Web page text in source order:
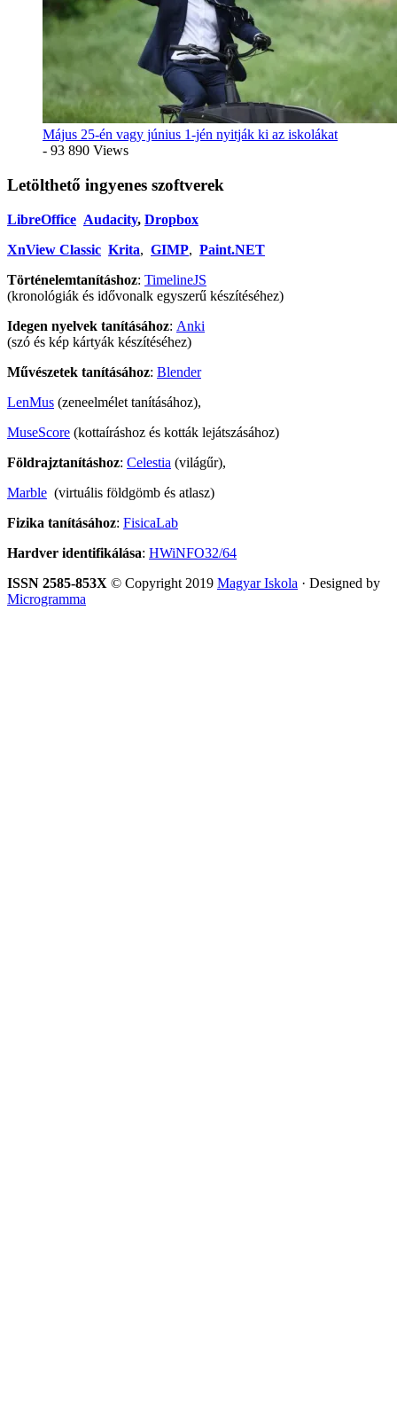
Május 25-én vagy június 1-jén nyitják ki az iskolákat
- 93 890 Views
Letölthető ingyenes szoftverek
LibreOffice Audacity, Dropbox
XnView Classic Krita, GIMP, Paint.NET
Történelemtanításhoz: TimelineJS
(kronológiák és idővonalk egyszerű készítéséhez)
Idegen nyelvek tanításához: Anki
(szó és kép kártyák készítéséhez)
Művészetek tanításához: Blender
LenMus (zeneelmélet tanításához),
MuseScore (kottaíráshoz és kották lejátszásához)
Földrajztanításhoz: Celestia (világűr),
Marble (virtuális földgömb és atlasz)
Fizika tanításához: FisicaLab
Hardver identifikálása: HWiNFO32/64
ISSN 2585-853X © Copyright 2019 Magyar Iskola · Designed by
Microgramma